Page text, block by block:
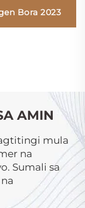
Bora 2023
AMIN
mula
na
Sumali sa